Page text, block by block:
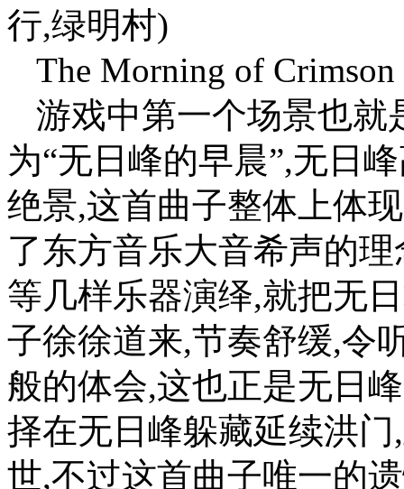
行,绿明村)
The Morning of
游戏中第一个场景也就
为“无日峰的早晨”,无日
绝景,这首曲子整体上体
了东方音乐大音希声的
等几样乐器演绎,就把无
子徐徐道来,节奏舒缓,令
般的体会,这也正是无日
择在无日峰躲藏延续洪
世,不过这首曲子唯一的